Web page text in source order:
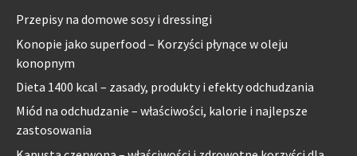
Przepisy na domowe sosy i dressingi
Konopie jako superfood – Korzyści płynące w oleju
konopnym
Dieta 1400 kcal – zasady, produkty i efekty odchudzania
Miód na odchudzanie – właściwości, kalorie i najlepsze
zastosowania